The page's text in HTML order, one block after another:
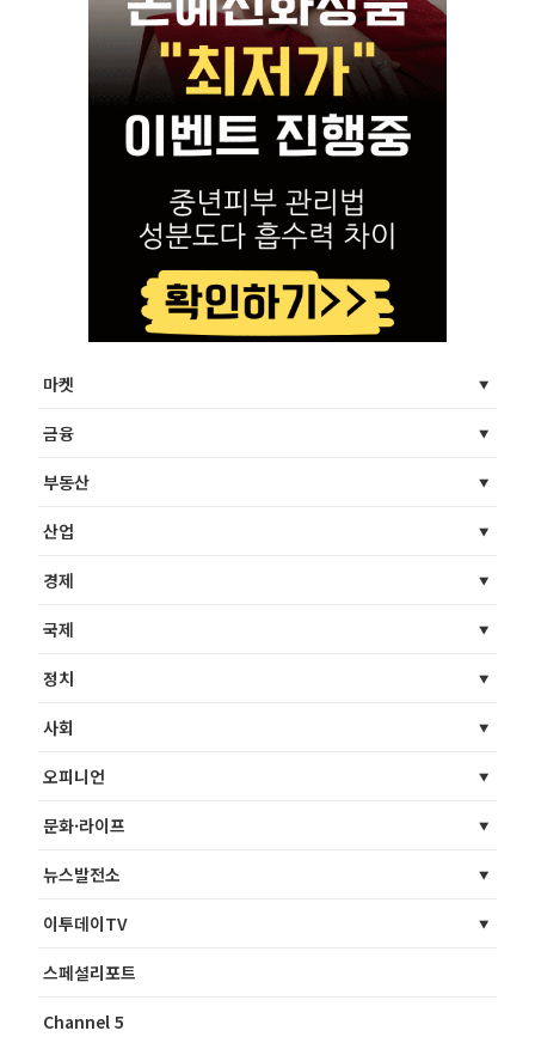
마켓
금융
부동산
산업
경제
국제
정치
사회
오피니언
문화·라이프
뉴스발전소
이투데이TV
스페셜리포트
Channel 5